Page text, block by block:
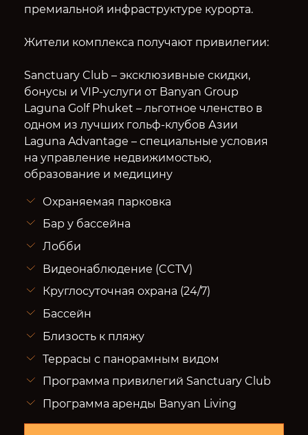
премиальной инфраструктуре курорта.
Жители комплекса получают привилегии:
Sanctuary Club – эксклюзивные скидки,
бонусы и VIP-услуги от Banyan Group
Laguna Golf Phuket – льготное членство в
одном из лучших гольф-клубов Азии
Laguna Advantage – специальные условия
на управление недвижимостью,
образование и медицину
Охраняемая парковка
Бар у бассейна
Лобби
Видеонаблюдение (CCTV)
Круглосуточная охрана (24/7)
Бассейн
Близость к пляжу
Террасы с панорамным видом
Программа привилегий Sanctuary Club
Программа аренды Banyan Living